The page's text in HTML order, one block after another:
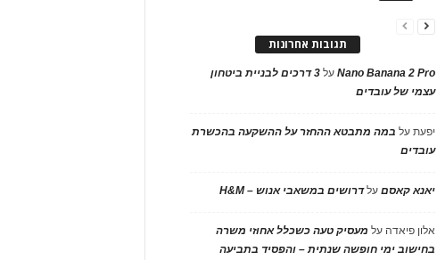
תגובות אחרונות
Nano Banana 2 Proעל
3 דרכים לבניית ביטחון
עצמי של עובדים
יפעתעל במה מתבטא ההחזר על ההשקעה בהכשרת
עובדים
יאנא קאסםעלדרושים במשאבי אנוש – H&M
אלון פיאדה על מעסיק טעה כשכלל אחוזי משרה
בחישוב ימי חופשה שנתית – והפסיד בתביעה